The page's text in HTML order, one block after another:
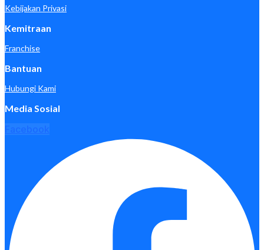
Kebijakan Privasi
Kemitraan
Franchise
Bantuan
Hubungi Kami
Media Sosial